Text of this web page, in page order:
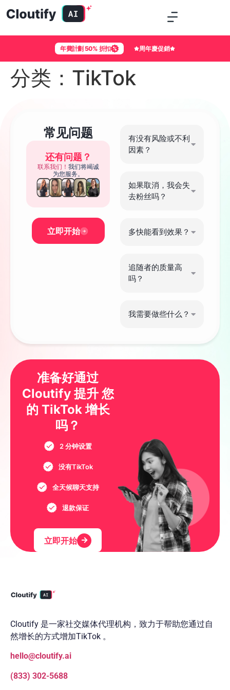
年費計劃 50% 折扣 周年慶促銷
分类： TikTok
常见问题
立即开始
还有问题？
联系我们！ 我们将竭诚
为您服务。
有没有风险或不利
因素？
如果取消，我会失
去粉丝吗？
多快能看到效果？
追随者的质量高
吗？
我需要做些什么？
准备好通过
Cloutify 提升 您
的 TikTok 增长
吗？
2 分钟设置
没有TikTok
全天候聊天支持
退款保证
立即开始
Cloutify 是一家社交媒体代理机构，致力于帮助您通过自
然增长的方式增加TikTok 。
hello@cloutify.ai
(833) 302-5688